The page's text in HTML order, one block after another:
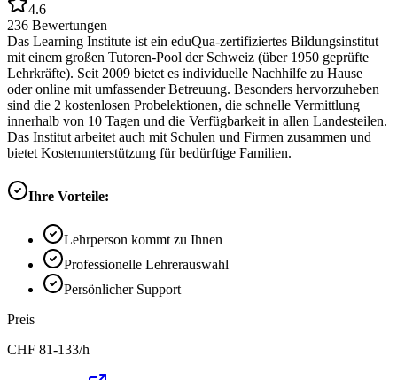
4.6
236 Bewertungen
Das Learning Institute ist ein eduQua-zertifiziertes Bildungsinstitut
mit einem großen Tutoren-Pool der Schweiz (über 1950 geprüfte
Lehrkräfte). Seit 2009 bietet es individuelle Nachhilfe zu Hause
oder online mit umfassender Betreuung. Besonders hervorzuheben
sind die 2 kostenlosen Probelektionen, die schnelle Vermittlung
innerhalb von 10 Tagen und die Verfügbarkeit in allen Landesteilen.
Das Institut arbeitet auch mit Schulen und Firmen zusammen und
bietet Kostenunterstützung für bedürftige Familien.
Ihre Vorteile:
Lehrperson kommt zu Ihnen
Professionelle Lehrerauswahl
Persönlicher Support
Preis
CHF 81-133/h